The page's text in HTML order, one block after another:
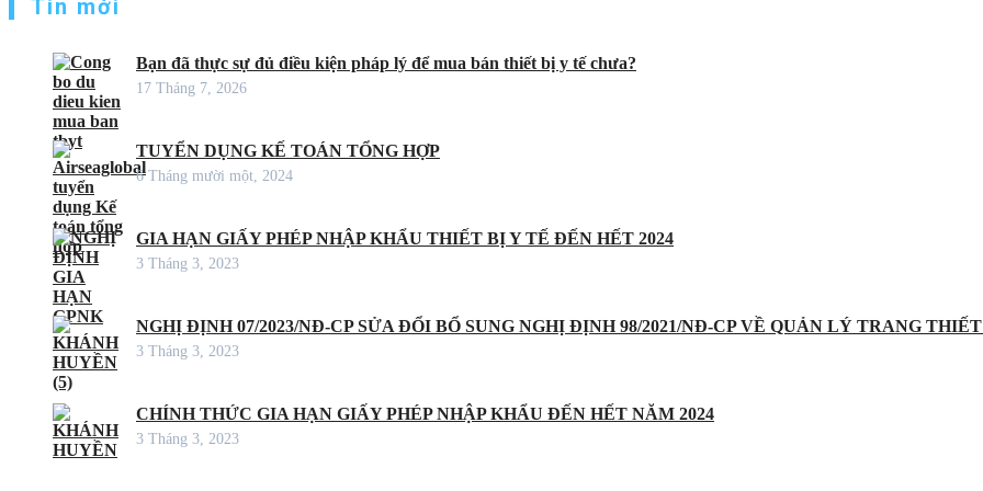
Tin mới
Bạn đã thực sự đủ điều kiện pháp lý để mua bán thiết bị y tế chưa?
17 Tháng 7, 2026
TUYỂN DỤNG KẾ TOÁN TỔNG HỢP
6 Tháng mười một, 2024
GIA HẠN GIẤY PHÉP NHẬP KHẨU THIẾT BỊ Y TẾ ĐẾN HẾT 2024
3 Tháng 3, 2023
NGHỊ ĐỊNH 07/2023/NĐ-CP SỬA ĐỔI BỔ SUNG NGHỊ ĐỊNH 98/2021/NĐ-CP VỀ QUẢN LÝ TRANG
3 Tháng 3, 2023
CHÍNH THỨC GIA HẠN GIẤY PHÉP NHẬP KHẨU ĐẾN HẾT NĂM 2024
3 Tháng 3, 2023